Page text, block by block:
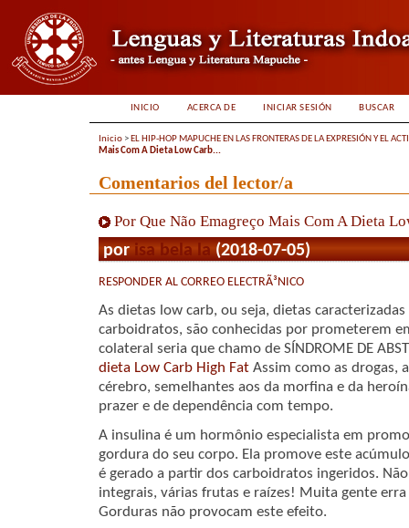
INICIO ACERCA DE INICIAR SESIÓN BUSCAR
Inicio > EL HIP-HOP MAPUCHE EN LAS FRONTERAS DE LA EXPRESIÓN Y EL
Mais Com A Dieta Low Carb...
Comentarios del lector/a
Por Que Não Emagreço Mais Com A Dieta
porisa bela la(2018-07-05)
RESPONDER AL CORREO ELECTRÃ³NICO
As dietas low carb, ou seja, dietas
carboidratos, são conhecidas por prometerem
colateral seria que chamo de SÍNDROME DE
dieta Low Carb High Fat Assim como as drogas,
cérebro, semelhantes aos da morfina e da
prazer e de dependência com tempo.
A insulina é um hormônio especialista em
gordura do seu corpo. Ela promove este
é gerado a partir dos carboidratos ingeridos.
integrais, várias frutas e raízes! Muita gente
Gorduras não provocam este efeito.